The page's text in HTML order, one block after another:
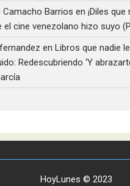
Barrios en¡Diles
el cine venezolano hizo suyo
enLibros que nadie
Redescubriendo ‘Y
HoyLunes © 2023